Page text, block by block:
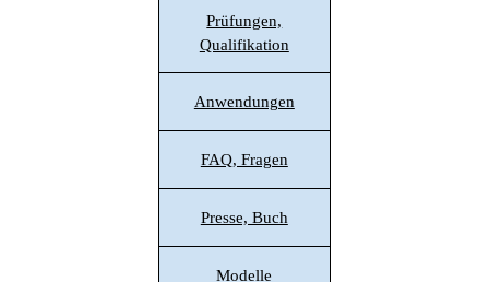
Prüfungen,
Qualifikation
Anwendungen
FAQ, Fragen
Presse, Buch
Modelle